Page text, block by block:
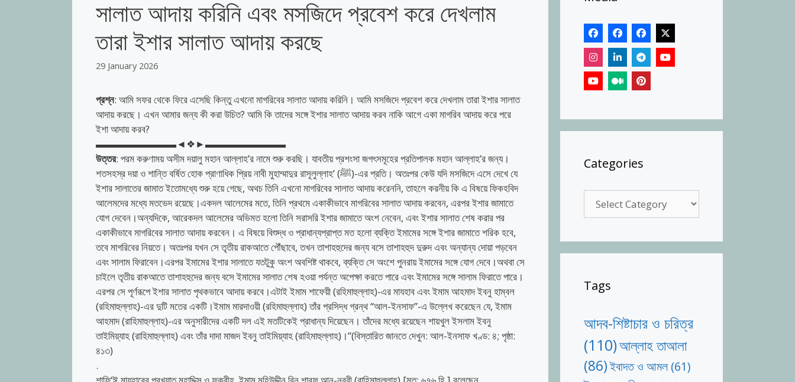
সালাত আদায় করিনি এবং মসজিদে প্রবেশ করে দেখলাম
তারা ইশার সালাত আদায় করছে
29 January 2026
প্রশ্ন: আমি সফর থেকে ফিরে এসেছি কিন্তু এখনো মাগরিবের সালাত আদায় করিনি। আমি মসজিদে প্রবেশ করে দেখলাম তারা ইশার সালাত
আদায় করছে। এখন আমার জন্য কী করা উচিত? আমি কি তাদের সঙ্গে ইশার সালাত আদায় করব নাকি আগে একা মাগরিব আদায় করে পরে
ইশা আদায় করব?
▬▬▬▬▬▬▬▬◄❖►▬▬▬▬▬▬▬▬
উত্তর: পরম করুণাময় অসীম দয়ালু মহান আল্লাহ’র নামে শুরু করছি। যাবতীয় প্রশংসা জগৎসমূহের প্রতিপালক মহান আল্লাহ’র জন্য।
শতসহস্র দয়া ও শান্তি বর্ষিত হোক প্রাণাধিক প্রিয় নাবী মুহাম্মাদুর রাসূলুল্লাহ’ (ﷺ)-এর প্রতি। অতঃপর কেউ যদি মসজিদে এসে দেখে যে
ইশার সালাতের জামাত ইতোমধ্যে শুরু হয়ে গেছে, অথচ তিনি এখনো মাগরিবের সালাত আদায় করেননি, তাহলে করনীয় কি এ বিষয়ে ফিকহবিদ
আলেমদের মধ্যে মতভেদ রয়েছে।একদল আলেমের মতে, তিনি প্রথমে একাকীভাবে মাগরিবের সালাত আদায় করবেন, এরপর ইশার জামাতে
যোগ দেবেন।অন্যদিকে, আরেকদল আলেমের অভিমত হলো তিনি সরাসরি ইশার জামাতে অংশ নেবেন, এবং ইশার সালাত শেষ করার পর
একাকীভাবে মাগরিবের সালাত আদায় করবেন। এ বিষয়ে বিশুদ্ধ ও প্রাধান্যপ্রাপ্ত মত হলো ব্যক্তি ইমামের সঙ্গে ইশার জামাতে শরিক হবে,
তবে মাগরিবের নিয়তে। অতঃপর যখন সে তৃতীয় রাকআতে পৌঁছাবে, তখন তাশাহহুদের জন্য বসে তাশাহহুদ দুরুদ এবং অন্যান্য দোয়া পড়বেন
এবং সালাম ফিরাবেন।এরপর ইমামের ইশার সালাতে যতটুকু অংশ অবশিষ্ট থাকবে, ব্যক্তি সে অংশে পুনরায় ইমামের সঙ্গে যোগ দেবে।অথবা সে
চাইলে তৃতীয় রাকআতে তাশাহহুদের জন্য বসে ইমামের সালাত শেষ হওয়া পর্যন্ত অপেক্ষা করতে পারে এবং ইমামের সঙ্গে সালাম ফিরাতে পারে।
এরপর সে পূর্ণরূপে ইশার সালাত পৃথকভাবে আদায় করবে।এটাই ইমাম শাফেয়ী (রহিমাহুল্লাহ)-এর মাযহাব এবং ইমাম আহমাদ ইবনু হাম্বল
(রহিমাহুল্লাহ)-এর দুটি মতের একটি।ইমাম মারদাওয়ী (রহিমাহুল্লাহ) তাঁর প্রসিদ্ধ গ্রন্থ “আল-ইনসাফ”-এ উল্লেখ করেছেন যে, ইমাম
আহমাদ (রাহিমাহুল্লাহ)-এর অনুসারীদের একটি দল এই মতটিকেই প্রাধান্য দিয়েছেন। তাঁদের মধ্যে রয়েছেন শায়খুল ইসলাম ইবনু
তাইমিয়্যাহ (রাহিমাহুল্লাহ) এবং তাঁর দাদা মাজদ ইবনু তাইমিয়্যাহ (রাহিমাহুল্লাহ)।”(বিস্তারিত জানতে দেখুন: আল-ইনসাফ খণ্ড: ৪; পৃষ্ঠা:
৪১৩)
.
Categories
Tags
আদব-শিষ্টাচার ও চরিত্র
(110)আল্লাহ তাআলা
(86)ইবাদত ও আমল(61)